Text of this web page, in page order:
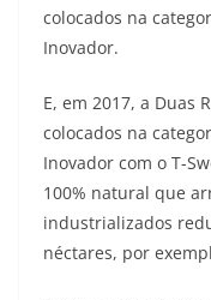
colocados na
Inovador.
E, em 2017, a Duas
colocados na
Inovador com o T-
100% natural que
industrializados
néctares, por